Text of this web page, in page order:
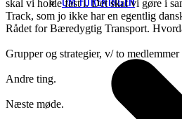
skal vi holde fast i. Det skal vi gøre i
Track, som jo ikke har en egentlig
Rådet for Bæredygtig Transport.
Grupper og strategier, v/ to medlemmer
Andre ting.
Næste møde.